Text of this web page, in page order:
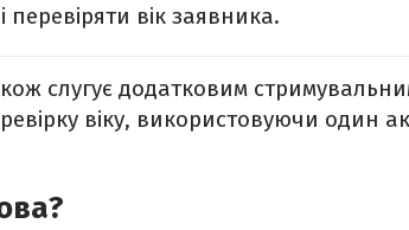
перевіряти вік заявника.
слугує додатковим
віку, використовуючи один